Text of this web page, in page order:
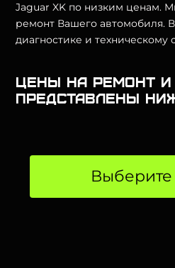
Jaguar XK по низким ценам.
ремонт Вашего автомобиля.
диагностике и
Цены на ремонт и
представлены
Выберите